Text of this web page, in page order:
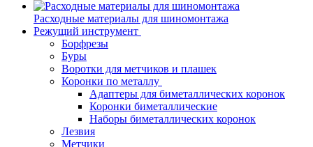
Расходные материалы для шиномонтажа
Режущий инструмент
Борфрезы
Буры
Воротки для метчиков и плашек
Коронки по металлу
Адаптеры для биметаллических коронок
Коронки биметаллические
Наборы биметаллических коронок
Лезвия
Метчики